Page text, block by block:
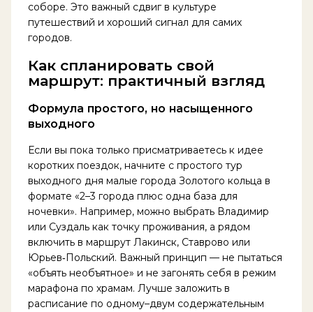
соборе. Это важный сдвиг в культуре
путешествий и хороший сигнал для самих
городов.
Как спланировать свой
маршрут: практичный взгляд
Формула простого, но насыщенного
выходного
Если вы пока только присматриваетесь к идее
коротких поездок, начните с простого тур
выходного дня малые города Золотого кольца в
формате «2–3 города плюс одна база для
ночевки». Например, можно выбрать Владимир
или Суздаль как точку проживания, а рядом
включить в маршрут Лакинск, Ставрово или
Юрьев‑Польский. Важный принцип — не пытаться
«объять необъятное» и не загонять себя в режим
марафона по храмам. Лучше заложить в
расписание по одному–двум содержательным